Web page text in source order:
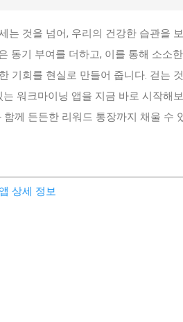
는 것을 넘어, 우리의 건강한 습관을
동기 부여를 더하고, 이를 통해 소소
기회를 현실로 만들어 줍니다. 걷는
워크마이닝 앱을 지금 바로 시작해
께 든든한 리워드 통장까지 채울 수
상세 정보